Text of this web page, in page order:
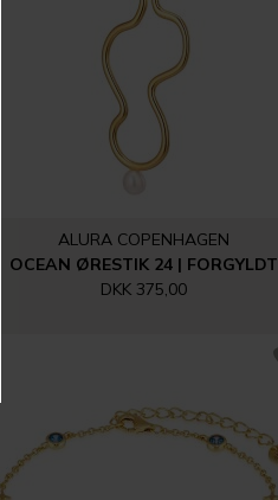
ALURA COPENHAGEN
OCEAN ØRESTIK 24 | FORGYLDT
DKK 375,00